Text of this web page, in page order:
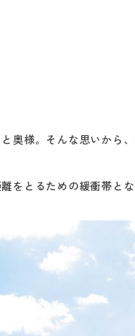
奥様。そんな思いから
をとるための緩衝帯と